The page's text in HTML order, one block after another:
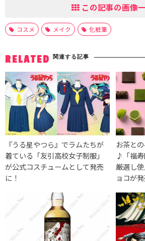
この記事の画像
コスメ メイク 化粧筆
RELATED 関連する記事
『うる星やつら』でラムたちが
着ている「友引高校女子制服」
が公式コスチュームとして発売
に！
お茶と
♪「福
厳選し
ョコが